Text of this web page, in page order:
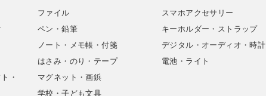
・
ファイル
ペン・鉛筆
ノート・メモ帳・付箋
はさみ・のり・テープ
マグネット・画鋲
学校・子ども文具
スマホアクセサリー
キーホルダー・ストラップ
デジタル・オーディオ・時計
電池・ライト